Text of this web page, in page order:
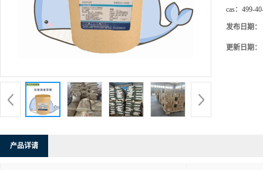
cas： 499-
发布日期：
更新日期：
产品详请